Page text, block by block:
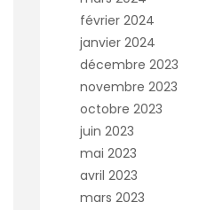
février 2024
janvier 2024
décembre 2023
novembre 2023
octobre 2023
juin 2023
mai 2023
avril 2023
mars 2023